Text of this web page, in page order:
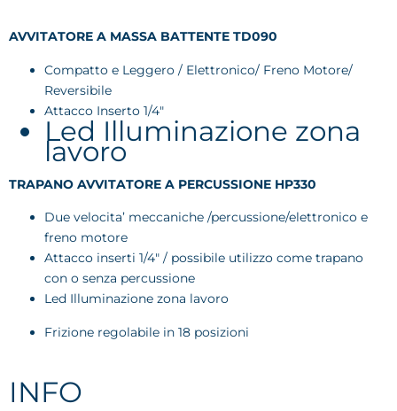
AVVITATORE A MASSA BATTENTE TD090
Compatto e Leggero / Elettronico/ Freno Motore/
Reversibile
Attacco Inserto 1/4″
Led Illuminazione zona
lavoro
TRAPANO AVVITATORE A PERCUSSIONE HP330
Due velocita’ meccaniche /percussione/elettronico e
freno motore
Attacco inserti 1/4″ / possibile utilizzo come trapano
con o senza percussione
Led Illuminazione zona lavoro
Frizione regolabile in 18 posizioni
INFO